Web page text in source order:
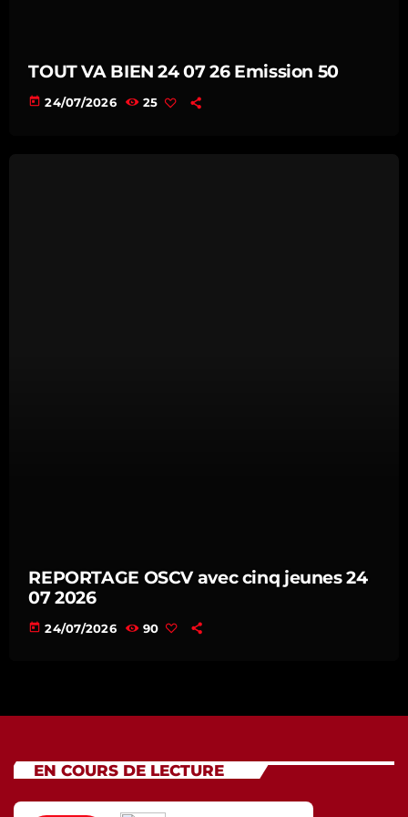
TOUT VA BIEN 24 07 26 Emission 50
today 24/07/2026 25
REPORTAGE OSCV avec cinq jeunes 24
07 2026
today 24/07/2026 90
EN COURS DE LECTURE